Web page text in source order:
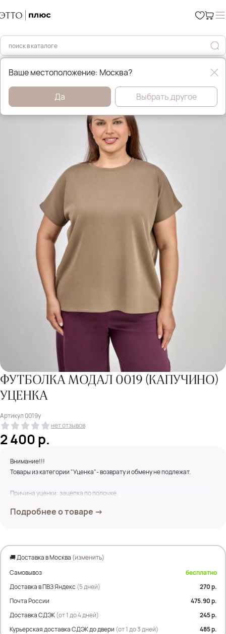
Главная Уценка %
ФУТБОЛКА МОДАЛ 0019 (КАПУЧИНО)
УЦЕНКА
Артикул 0019у
нет отзывов
2 400р.
Внимание!!!
Товары из категории "Уценка"- возврату и обмену не подлежат.
Причина уценки: зацепка по полочке.
Подробнее о товаре →
🚚 Доставка в Москва (изменить)
Самовывоз
бесплатно
Доставка в ПВЗ Яндекс (5 дней)
270 р.
Почта России
475.90 р.
Доставка СДЭК(от 1 до 4 дней)
245 р.
Курьерская доставка СДЭК до двери (от 1 до 3 дней) 485 р.
Ваше местоположение: Москва?
Да Выбрать другое